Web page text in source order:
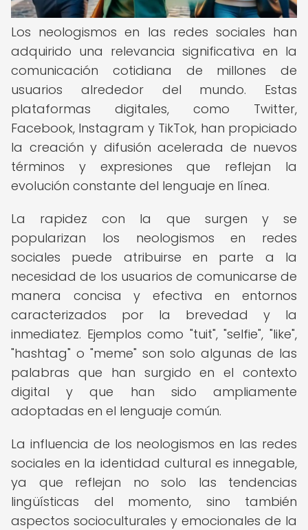
Los neologismos en las redes sociales han
adquirido una relevancia significativa en la
comunicación cotidiana de millones de
usuarios alrededor del mundo. Estas
plataformas digitales, como Twitter,
Facebook, Instagram y TikTok, han propiciado
la creación y difusión acelerada de nuevos
términos y expresiones que reflejan la
evolución constante del lenguaje en línea.
La rapidez con la que surgen y se
popularizan los neologismos en redes
sociales puede atribuirse en parte a la
necesidad de los usuarios de comunicarse de
manera concisa y efectiva en entornos
caracterizados por la brevedad y la
inmediatez. Ejemplos como "tuit", "selfie", "like",
"hashtag" o "meme" son solo algunas de las
palabras que han surgido en el contexto
digital y que han sido ampliamente
adoptadas en el lenguaje común.
La influencia de los neologismos en las redes
sociales en la identidad cultural es innegable,
ya que reflejan no solo las tendencias
lingüísticas del momento, sino también
aspectos socioculturales y emocionales de la